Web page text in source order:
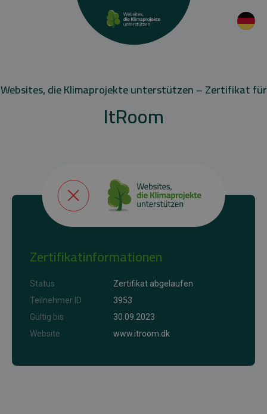
Websites, die Klimaprojekte unterstützen – Zertifikat für
ItRoom
Zertifikatinformationen
Status
Zertifikat abgelaufen
Teilnehmer ID
3953
Gültig bis
30.09.2023
Website
www.itroom.dk